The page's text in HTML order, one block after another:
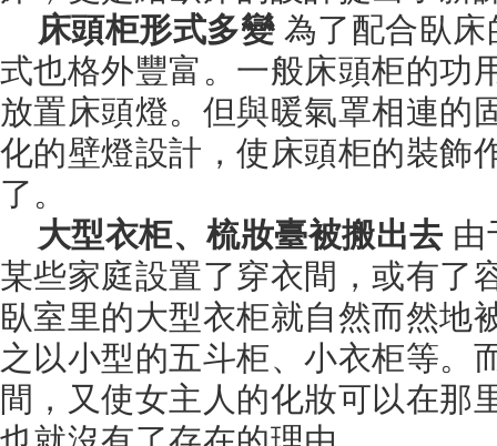
床頭柜形式多變為了配合臥床
式也格外豐富。一般床頭柜的功
放置床頭燈。但與暖氣罩相連的
化的壁燈設計，使床頭柜的裝飾
了。
大型衣柜、梳妝臺被搬出去 由
某些家庭設置了穿衣間，或有了
臥室里的大型衣柜就自然而然地
之以小型的五斗柜、小衣柜等。
間，又使女主人的化妝可以在那